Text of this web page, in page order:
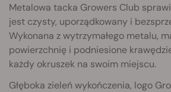
Metalowa tacka Growers Club
jest czysty, uporządkowany i
Wykonana z wytrzymałego metalu,
powierzchnię i podniesione
każdy okruszek na swoim miejscu.
Głęboka zieleń wykończenia, logo